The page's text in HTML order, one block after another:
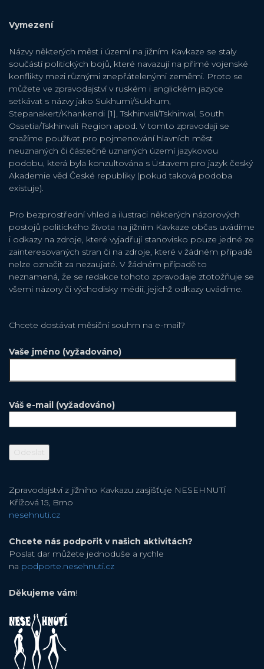
Vymezení
Názvy některých měst i území na jižním Kavkaze se staly
součástí politických bojů, které navazují na přímé vojenské
konflikty mezi různými znepřátelenými zeměmi. Proto se
můžete ve zpravodajství v ruském i anglickém jazyce
setkávat s názvy jako Sukhumi/Sukhum,
Stepanakert/Khankendi [1], Tskhinvali/Tskhinval, South
Ossetia/Tskhinvali Region apod. V tomto zpravodaji se
snažíme používat pro pojmenování hlavních měst
neuznaných či částečně uznaných území jazykovou
podobu, která byla konzultována s Ústavem pro jazyk český
Akademie věd České republiky (pokud taková podoba
existuje).
Pro bezprostřední vhled a ilustraci některých názorových
postojů politického života na jižním Kavkaze občas uvádíme
i odkazy na zdroje, které vyjadřují stanovisko pouze jedné ze
zainteresovaných stran či na zdroje, které v žádném případě
nelze označit za nezaujaté. V žádném případě to
neznamená, že se redakce tohoto zpravodaje ztotožňuje se
všemi názory či východisky médií, jejichž odkazy uvádíme.
Chcete dostávat měsiční souhrn na e-mail?
Vaše jméno (vyžadováno)
Váš e-mail (vyžadováno)
Zpravodajství z jižního Kavkazu zasjišťuje NESEHNUTÍ
Křížová 15, Brno
nesehnuti.cz
Chcete nás podpořit v našich aktivitách?
Poslat dar můžete jednoduše a rychle
na podporte.nesehnuti.cz
Děkujeme vám!